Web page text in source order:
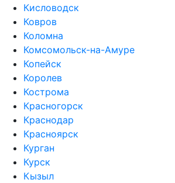
Кисловодск
Ковров
Коломна
Комсомольск-на-Амуре
Копейск
Королев
Кострома
Красногорск
Краснодар
Красноярск
Курган
Курск
Кызыл